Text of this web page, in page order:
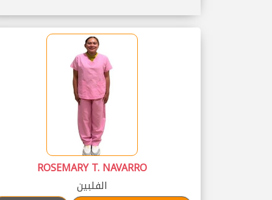
ROSEMARY T. NAVARRO
الفلبين